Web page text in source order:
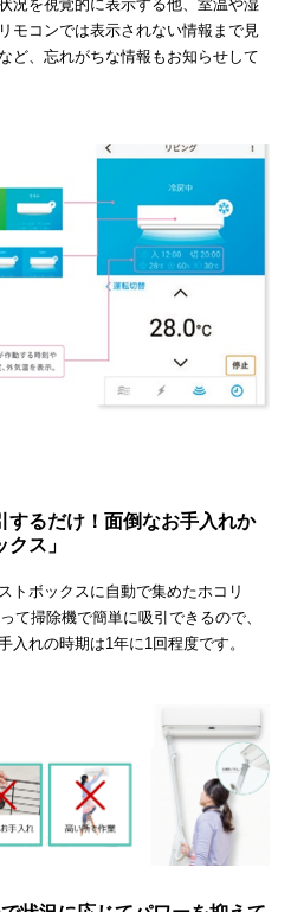
況を視覚的に表示する他、室温や湿
モコンでは表示されない情報まで見
ど、忘れがちな情報もお知らせして
するだけ！面倒なお手入れか
ス」
トボックスに自動で集めたホコリ
て掃除機で簡単に吸引できるので、
入れの時期は1年に1回程度です。